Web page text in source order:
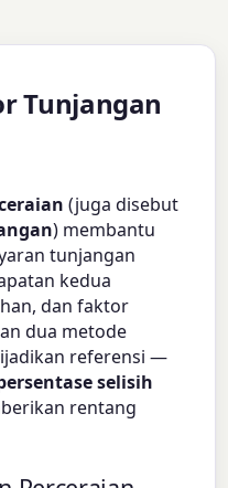
Tunjangan
(juga disebut
) membantu
tunjangan
kedua
dan faktor
dua metode
referensi —
selisih
rentang